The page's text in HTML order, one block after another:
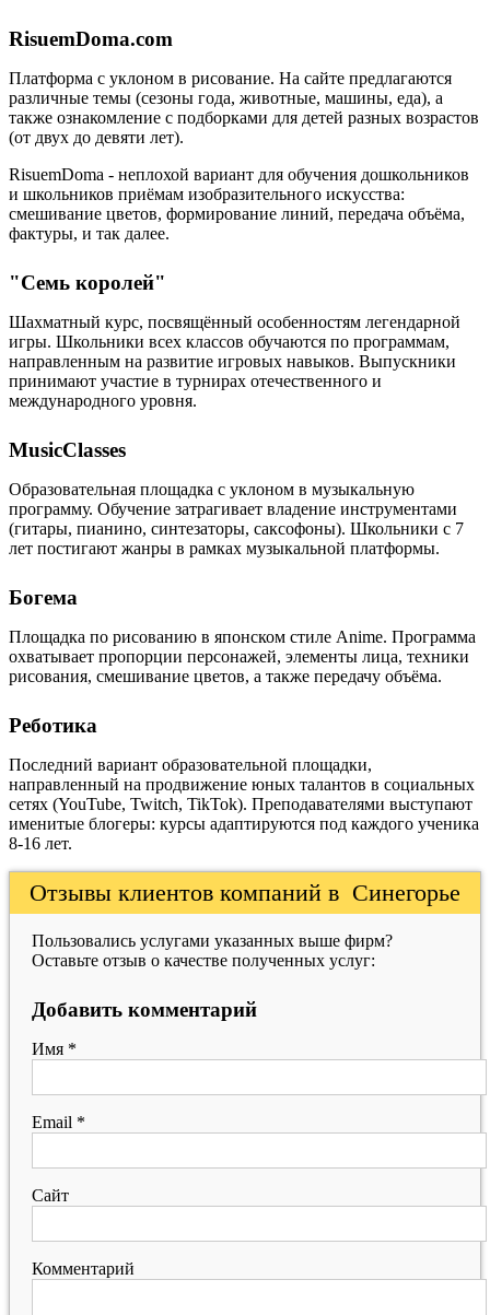
RisuemDoma.com
Платформа с уклоном в рисование. На сайте предлагаются
различные темы (сезоны года, животные, машины, еда), а
также ознакомление с подборками для детей разных возрастов
(от двух до девяти лет).
RisuemDoma - неплохой вариант для обучения дошкольников
и школьников приёмам изобразительного искусства:
смешивание цветов, формирование линий, передача объёма,
фактуры, и так далее.
"Семь королей"
Шахматный курс, посвящённый особенностям легендарной
игры. Школьники всех классов обучаются по программам,
направленным на развитие игровых навыков. Выпускники
принимают участие в турнирах отечественного и
международного уровня.
MusicClasses
Образовательная площадка с уклоном в музыкальную
программу. Обучение затрагивает владение инструментами
(гитары, пианино, синтезаторы, саксофоны). Школьники с 7
лет постигают жанры в рамках музыкальной платформы.
Богема
Площадка по рисованию в японском стиле Anime. Программа
охватывает пропорции персонажей, элементы лица, техники
рисования, смешивание цветов, а также передачу объёма.
Реботика
Последний вариант образовательной площадки,
направленный на продвижение юных талантов в социальных
сетях (YouTube, Twitch, TikTok). Преподавателями выступают
именитые блогеры: курсы адаптируются под каждого ученика
8-16 лет.
Отзывы клиентов компаний в Синегорье
Пользовались услугами указанных выше фирм?
Оставьте отзыв о качестве полученных услуг:
Добавить комментарий
Имя *
Email *
Сайт
Комментарий